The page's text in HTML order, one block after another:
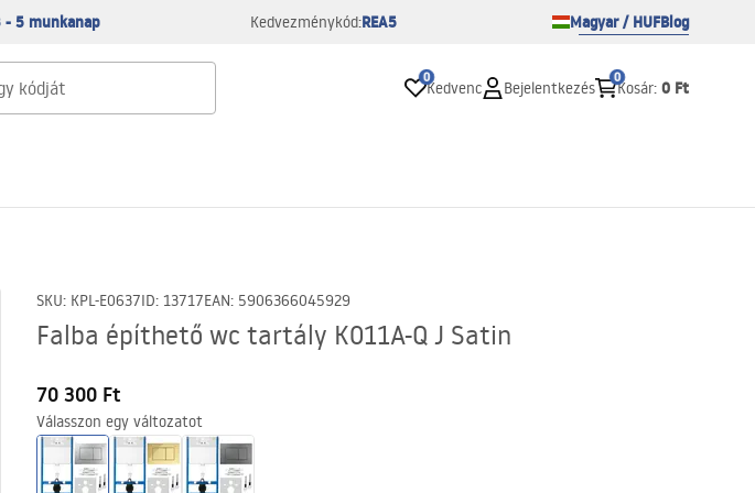
5 munkanap Kedvezménykód:REA5 Magyar / HUFBlog
0
Kedvenc Bejelentkezés
0
Kosár: 0 Ft
SKU: KPL-E0637ID: 13717EAN: 5906366045929
Falba építhető wc tartály K011A-Q J Satin
70 300 Ft
Válasszon egy változatot